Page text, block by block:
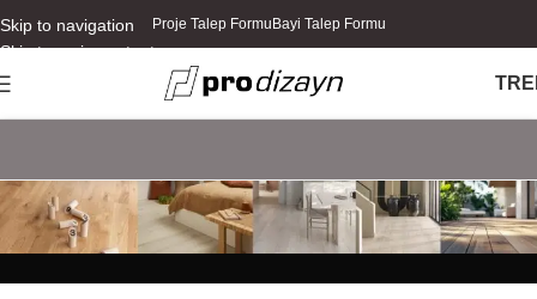
Skip to navigation
Skip to main content
Proje Talep Formu Bayi Talep Formu
TR